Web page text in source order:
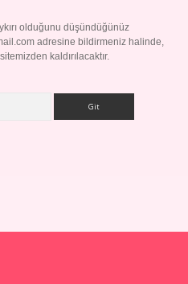
olduğunu düşündüğünüz
adresine bildirmeniz halinde,
kaldırılacaktır.